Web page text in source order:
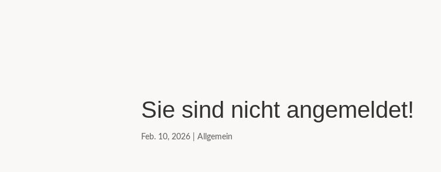
Sie sind nicht angemeldet!
Feb. 10, 2026 | Allgemein